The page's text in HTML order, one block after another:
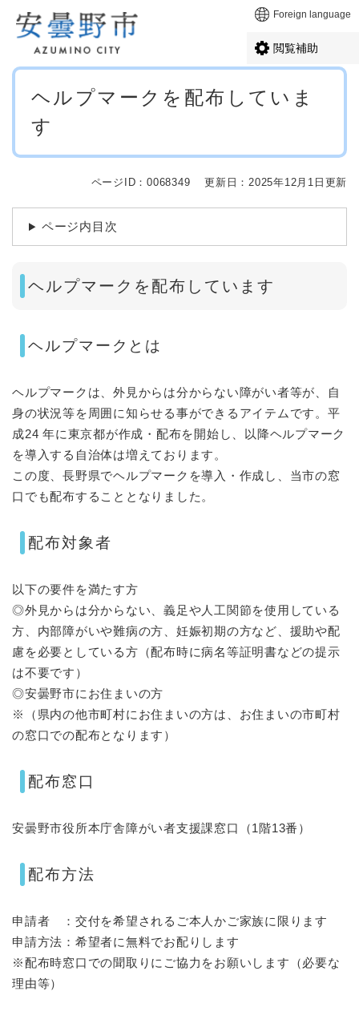
メニューを飛ばして本文へ Foreign language
閲覧補助
本
ヘルプマークを配布していま
す
ページID：0068349 更新日：2025年12月1日更新
ページ内目次
ヘルプマークを配布しています
ヘルプマークとは
ヘルプマークは、外見からは分からない障がい者等が、自
身の状況等を周囲に知らせる事ができるアイテムです。平
成24 年に東京都が作成・配布を開始し、以降ヘルプマーク
を導入する自治体は増えております。
この度、長野県でヘルプマークを導入・作成し、当市の窓
口でも配布することとなりました。
配布対象者
以下の要件を満たす方
◎外見からは分からない、義足や人工関節を使用している
方、内部障がいや難病の方、妊娠初期の方など、援助や配
慮を必要としている方（配布時に病名等証明書などの提示
は不要です）
◎安曇野市にお住まいの方
※（県内の他市町村にお住まいの方は、お住まいの市町村
の窓口での配布となります）
配布窓口
安曇野市役所本庁舎障がい者支援課窓口（1階13番）
配布方法
申請者 ：交付を希望されるご本人かご家族に限ります
申請方法：希望者に無料でお配りします
※配布時窓口での聞取りにご協力をお願いします（必要な
理由等）